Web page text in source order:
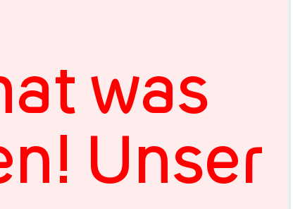
was
Unser